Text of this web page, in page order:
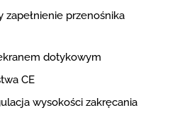
zapełnienie przenośnika
dotykowym
CE
wysokości zakręcania